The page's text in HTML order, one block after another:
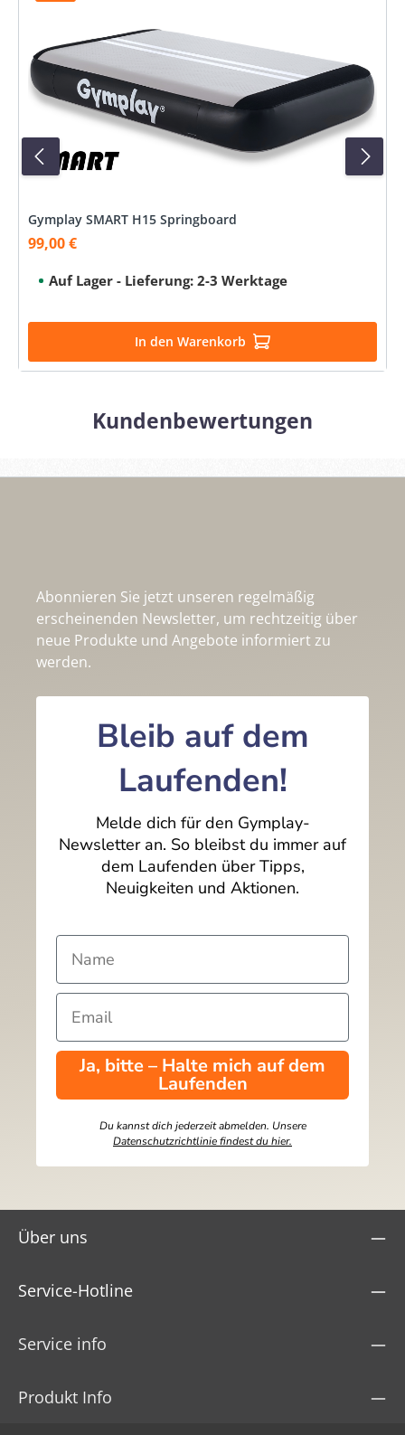
Gymplay SMART H15 Springboard
Verkaufspreis:
99,00 €
Auf Lager - Lieferung: 2-3 Werktage
In den Warenkorb
Kundenbewertungen
Abonnieren Sie jetzt unseren regelmäßig
erscheinenden Newsletter, um rechtzeitig über
neue Produkte und Angebote informiert zu
werden.
Bleib auf dem
Laufenden!
Melde dich für den Gymplay-
Newsletter an. So bleibst du immer auf
dem Laufenden über Tipps,
Neuigkeiten und Aktionen.
Ja, bitte – Halte mich auf dem
Laufenden
Du kannst dich jederzeit abmelden. Unsere
Datenschutzrichtlinie findest du hier.
Über uns
Service-Hotline
Service info
Produkt Info